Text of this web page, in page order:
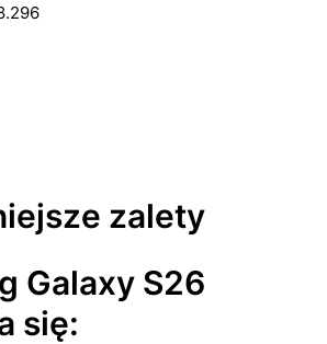
zalety
Galaxy S26
się: